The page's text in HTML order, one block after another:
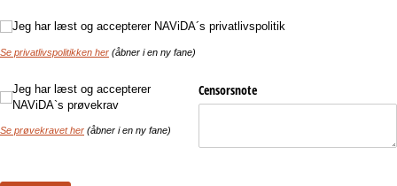
Jeg har læst og accepterer NAViDA´s privatlivspolitik
Jeg har læst og accepterer NAViDA´s privatlivspolitik
Se privatlivspolitikken her (åbner i en ny fane)
Jeg har læst og accepterer NAViDA`s prøvekrav
Jeg har læst og accepterer
NAViDA`s prøvekrav
Se prøvekravet her (åbner i en ny fane)
Censorsnote